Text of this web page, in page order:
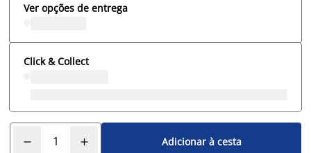
Ver opções de entrega
Click & Collect
Adicionar à cesta